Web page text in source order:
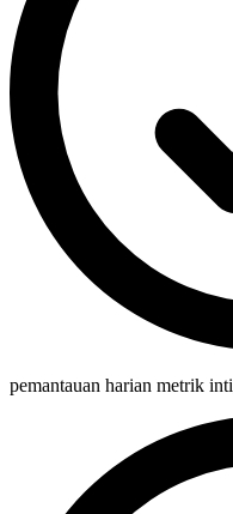
pemantauan harian metrik inti